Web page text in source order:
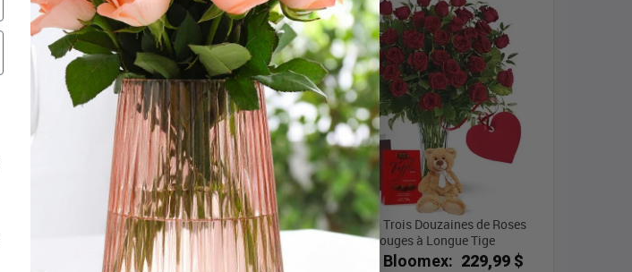
Collection Roses & Vin I
Prix Bloomex: 92,99 $
Combo Trois Douzaines de Roses
Rouges à Longue Tige
Prix Bloomex: 229,99 $